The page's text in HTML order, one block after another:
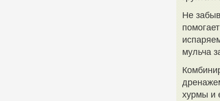
Не
мульча
хурмы и